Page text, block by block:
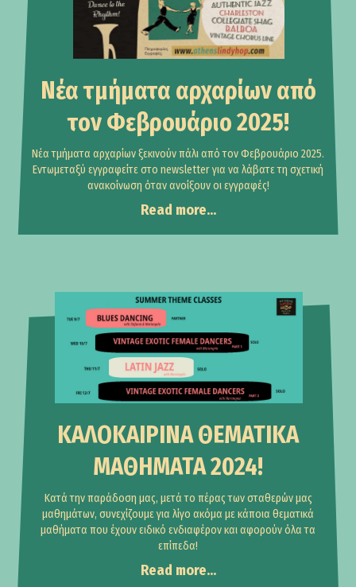
Νέα τμήματα αρχαρίων από
τον Φεβρουάριο 2025!
Νέα τμήματα αρχαρίων ξεκινούν πάλι από τον Φεβρουάριο 2025.
Εντωμεταξύ εγγραφείτε στο newsletter για να λάβατε τη σχετική
ανακοίνωση όταν ανοίξουν οι εγγραφές!
Read more...
Events
ΚΑΛΟΚΑΙΡΙΝΑ ΘΕΜΑΤΙΚΑ
ΜΑΘΗΜΑΤΑ 2024!
Κατά την παράδοση μας, μετά το πέρας των σταθερών μας
μαθημάτων, συνεχίζουμε για λίγο ακόμα με κάποια θεματικά
μαθήματα που έχουν ειδικό ενδιαφέρον και αφορούν όλα τα
επίπεδα!
Read more...